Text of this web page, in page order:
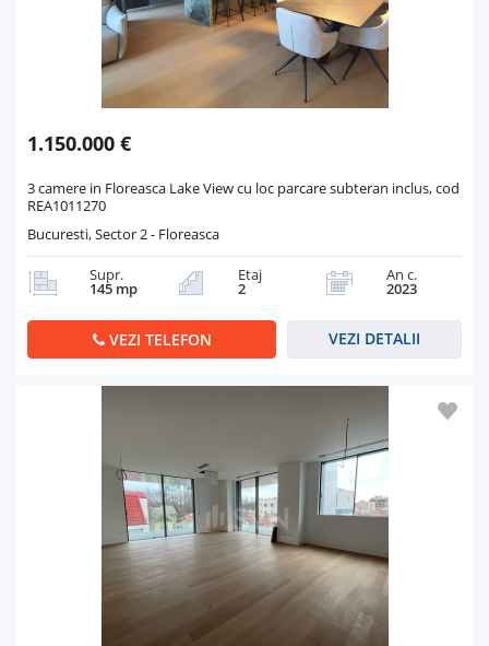
1.150.000 €
3 camere in Floreasca Lake View cu loc parcare subteran inclus, cod
REA1011270
Bucuresti, Sector 2 - Floreasca
Supr.
145 mp
Etaj
2
An c.
2023
VEZI TELEFON VEZI DETALII